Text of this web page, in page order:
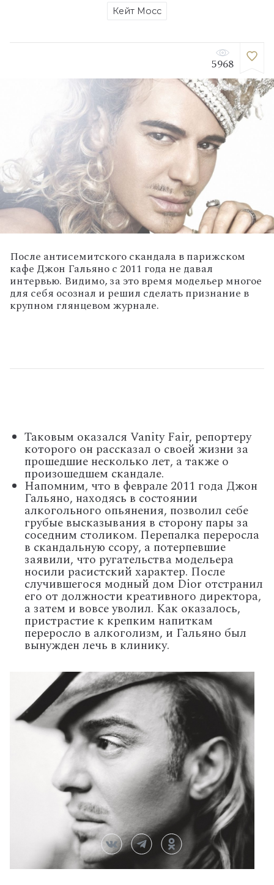
Кейт Мосс
5968
После антисемитского скандала в парижском
кафе Джон Гальяно с 2011 года не давал
интервью. Видимо, за это время модельер многое
для себя осознал и решил сделать признание в
крупном глянцевом журнале.
Таковым оказался Vanity Fair, репортеру
которого он рассказал о своей жизни за
прошедшие несколько лет, а также о
произошедшем скандале.
Напомним, что в феврале 2011 года Джон
Гальяно, находясь в состоянии
алкогольного опьянения, позволил себе
грубые высказывания в сторону пары за
соседним столиком. Перепалка переросла
в скандальную ссору, а потерпевшие
заявили, что ругательства модельера
носили расистский характер. После
случившегося модный дом Dior отстранил
его от должности креативного директора,
а затем и вовсе уволил. Как оказалось,
пристрастие к крепким напиткам
переросло в алкоголизм, и Гальяно был
вынужден лечь в клинику.